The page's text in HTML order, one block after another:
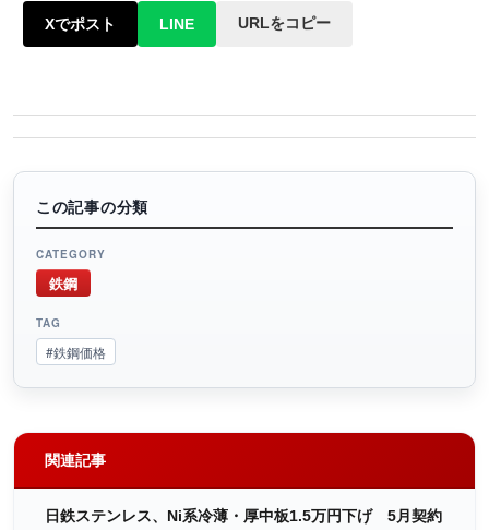
Xでポスト LINE URLをコピー
この記事の分類
CATEGORY
鉄鋼
TAG
#鉄鋼価格
関連記事
日鉄ステンレス、Ni系冷薄・厚中板1.5万円下げ 5月契約